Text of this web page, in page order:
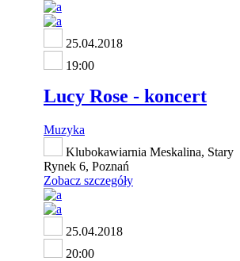
25.04.2018
19:00
Lucy Rose - koncert
Muzyka
Klubokawiarnia Meskalina, Stary
Rynek 6, Poznań
Zobacz szczegóły
25.04.2018
20:00